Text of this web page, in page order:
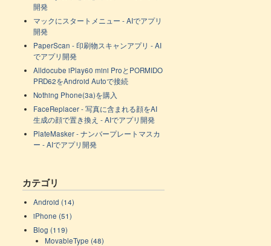
開発
マックにスタートメニュー - AIでアプリ
開発
PaperScan - 印刷物スキャンアプリ - AI
でアプリ開発
Alldocube iPlay60 mini ProとPORMIDO
PRD62をAndroid Autoで接続
Nothing Phone(3a)を購入
FaceReplacer - 写真に含まれる顔をAI
生成の顔で置き換え - AIでアプリ開発
PlateMasker - ナンバープレートマスカ
ー - AIでアプリ開発
カテゴリ
Android (14)
iPhone (51)
Blog (119)
MovableType (48)